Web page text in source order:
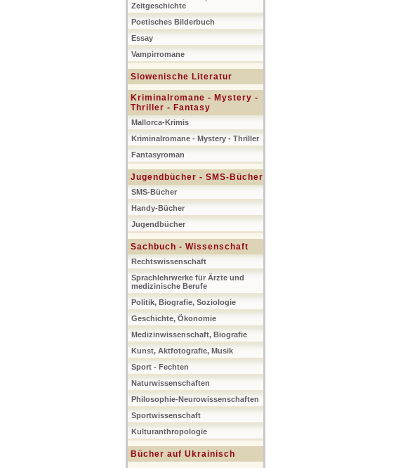
Zeitgeschichte
Poetisches Bilderbuch
Essay
Vampirromane
Slowenische Literatur
Kriminalromane - Mystery -
Thriller - Fantasy
Mallorca-Krimis
Kriminalromane - Mystery - Thriller
Fantasyroman
Jugendbücher - SMS-Bücher
SMS-Bücher
Handy-Bücher
Jugendbücher
Sachbuch - Wissenschaft
Rechtswissenschaft
Sprachlehrwerke für Ärzte und
medizinische Berufe
Politik, Biografie, Soziologie
Geschichte, Ökonomie
Medizinwissenschaft, Biografie
Kunst, Aktfotografie, Musik
Sport - Fechten
Naturwissenschaften
Philosophie-Neurowissenschaften
Sportwissenschaft
Kulturanthropologie
Bücher auf Ukrainisch